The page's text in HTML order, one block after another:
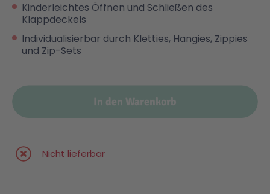
Kinderleichtes Öffnen und Schließen des
Klappdeckels
Individualisierbar durch Kletties, Hangies, Zippies
und Zip-Sets
In den Warenkorb
Nicht lieferbar